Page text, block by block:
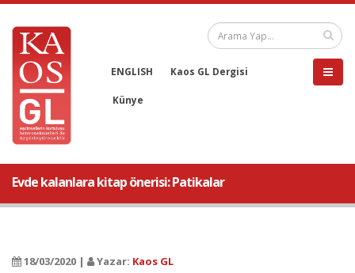
ENGLISH Kaos GL Dergisi
Künye
Evde kalanlara kitap önerisi: Patikalar
18/03/2020 | Yazar: Kaos GL